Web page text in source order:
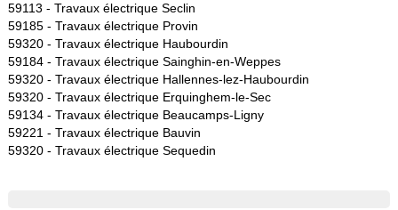
59113 - Travaux électrique Seclin
59185 - Travaux électrique Provin
59320 - Travaux électrique Haubourdin
59184 - Travaux électrique Sainghin-en-Weppes
59320 - Travaux électrique Hallennes-lez-Haubourdin
59320 - Travaux électrique Erquinghem-le-Sec
59134 - Travaux électrique Beaucamps-Ligny
59221 - Travaux électrique Bauvin
59320 - Travaux électrique Sequedin